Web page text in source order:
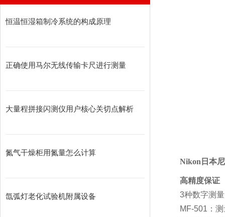
恒温恒湿箱制冷系统的构成原理
正确使用马尔无线传输卡尺进行测量
大量程拼接闪测仪用户核心关切点解析
氮气干燥柜用氮量怎么计算
氙弧灯老化试验机附属设备
Nikon日本
高精度保
3种数字测
MF-501：